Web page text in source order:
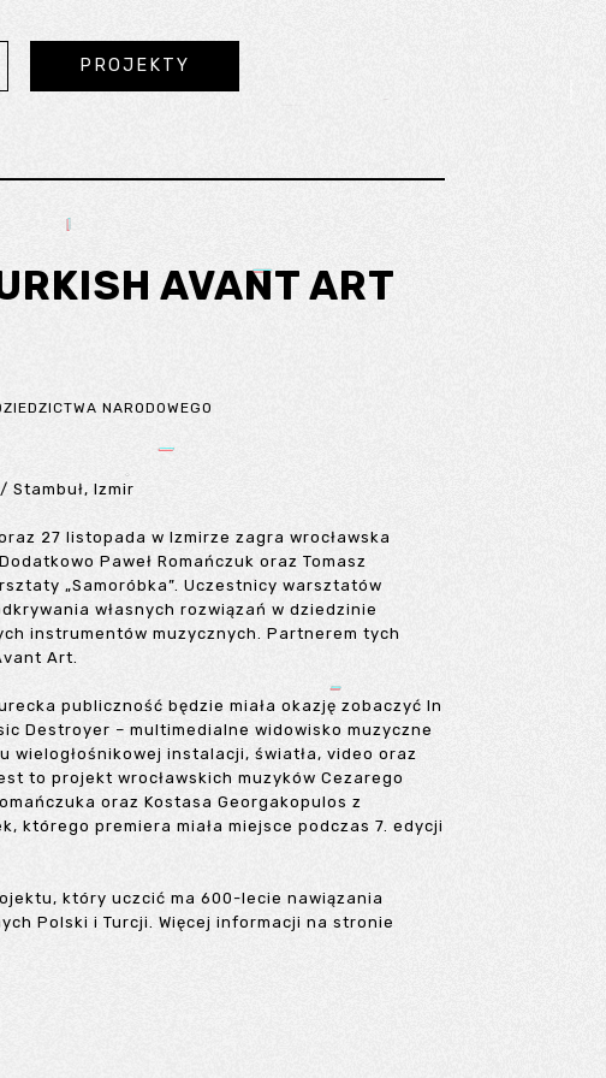
PROJEKTY
AVANT ART
NARODOWEGO
Stambuł, Izmir
27 listopada w Izmirze zagra wrocławska
Paweł Romańczuk oraz Tomasz
„Samoróbka”. Uczestnicy warsztatów
własnych rozwiązań w dziedzinie
instrumentów muzycznych. Partnerem tych
Art.
publiczność będzie miała okazję zobaczyć In
Destroyer – multimedialne widowisko muzyczne
wielogłośnikowej instalacji, światła, video oraz
to projekt wrocławskich muzyków Cezarego
oraz Kostasa Georgakopulos z
którego premiera miała miejsce podczas 7. edycji
który uczcić ma 600-lecie nawiązania
Polski i Turcji. Więcej informacji na stronie